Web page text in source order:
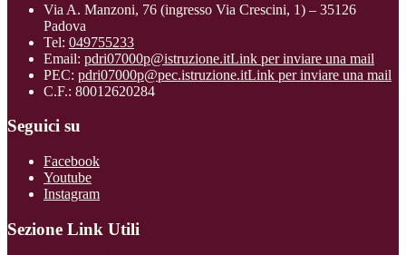
Via A. Manzoni, 76 (ingresso Via Crescini, 1) – 35126
Padova
Tel: 049755233
Email: pdri07000p@istruzione.itLink per inviare una mail
PEC: pdri07000p@pec.istruzione.itLink per inviare una mail
C.F.: 80012620284
Seguici su
Facebook
Youtube
Instagram
Sezione Link Utili